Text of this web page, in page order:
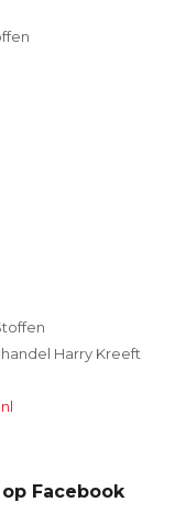
Harry Kreeft
Facebook